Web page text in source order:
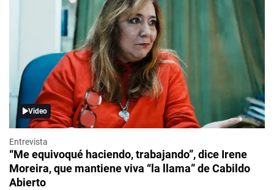
Video
Entrevista
“Me equivoqué haciendo, trabajando”, dice Irene
Moreira, que mantiene viva “la llama” de Cabildo
Abierto